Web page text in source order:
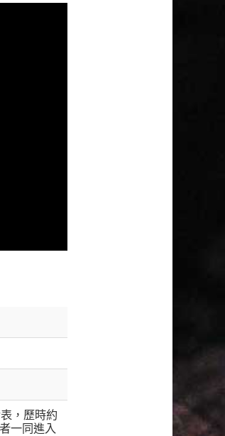
，歷時約
一同進入